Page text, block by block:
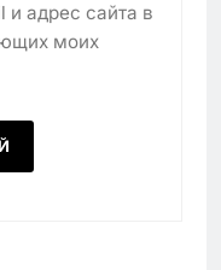
и адрес сайта в
моих